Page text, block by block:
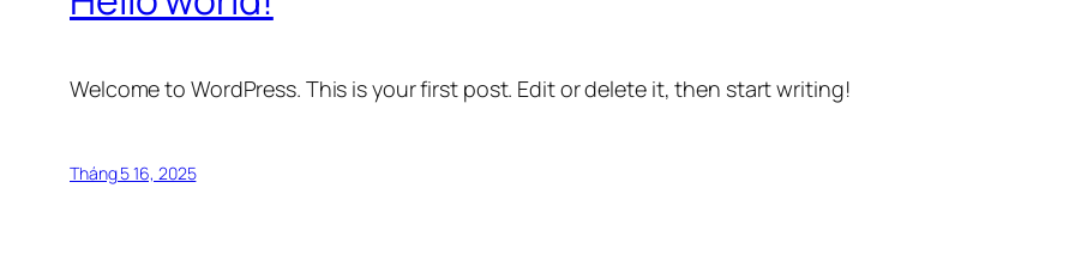
Welcome to WordPress. This is your first post. Edit or delete it, then start writing!
Tháng 5 16, 2025